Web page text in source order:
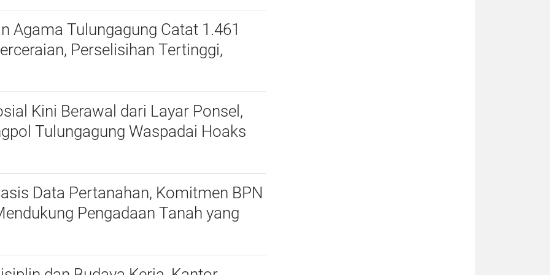
Agama Tulungagung Catat 1.461
Perselisihan Tertinggi,
Zina Jadi Alasan
Kini Berawal dari Layar Ponsel,
Tulungagung Waspadai Hoaks
Data Pertanahan, Komitmen BPN
Pengadaan Tanah yang
Halo